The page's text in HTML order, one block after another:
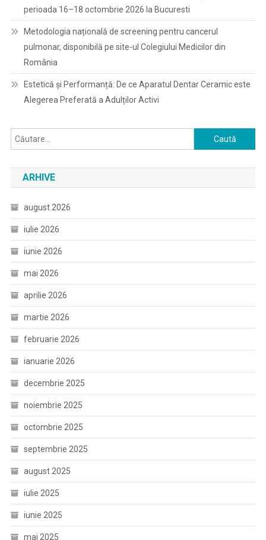
perioada 16–18 octombrie 2026 la Bucuresti
Metodologia națională de screening pentru cancerul
pulmonar, disponibilă pe site-ul Colegiului Medicilor din
România
Estetică și Performanță: De ce Aparatul Dentar Ceramic este
Alegerea Preferată a Adulților Activi
Caută
după:
ARHIVE
august 2026
iulie 2026
iunie 2026
mai 2026
aprilie 2026
martie 2026
februarie 2026
ianuarie 2026
decembrie 2025
noiembrie 2025
octombrie 2025
septembrie 2025
august 2025
iulie 2025
iunie 2025
mai 2025